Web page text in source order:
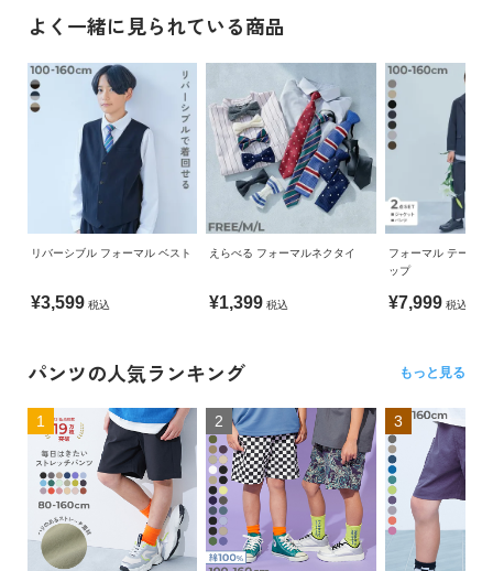
よく一緒に見られている商品
リバーシブル フォーマル ベスト
¥3,599 税込
えらべる フォーマルネクタイ
¥1,399 税込
フォーマル テーラ
ップ
¥7,999 税込
パンツの人気ランキング もっと見る
1 2 3